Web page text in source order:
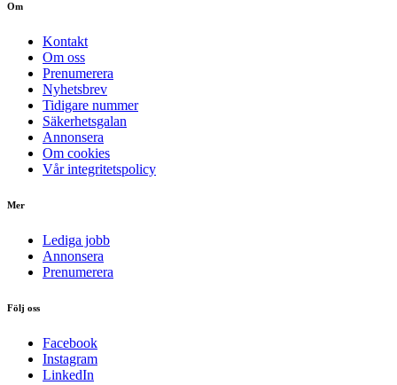
Om
Kontakt
Om oss
Prenumerera
Nyhetsbrev
Tidigare nummer
Säkerhetsgalan
Annonsera
Om cookies
Vår integritetspolicy
Mer
Lediga jobb
Annonsera
Prenumerera
Följ oss
Facebook
Instagram
LinkedIn